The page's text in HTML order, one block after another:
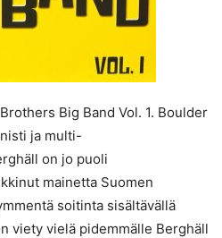
Big Band Vol. 1. Boulder
ja multi-
on jo puoli
mainetta Suomen
soitinta sisältävällä
viety vielä pidemmälle Berghäll